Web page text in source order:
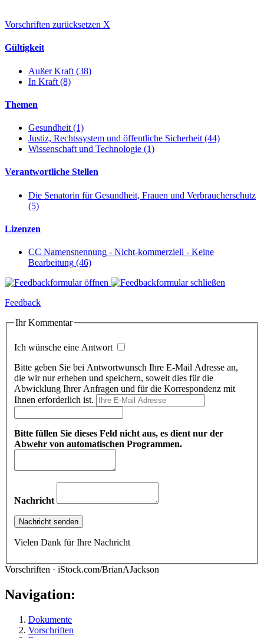
Vorschriften zurücksetzen X
Gültigkeit
Außer Kraft (38)
In Kraft (8)
Themen
Gesundheit (1)
Justiz, Rechtssystem und öffentliche Sicherheit (44)
Wissenschaft und Technologie (1)
Verantwortliche Stellen
Die Senatorin für Gesundheit, Frauen und Verbraucherschutz
(5)
Lizenzen
CC Namensnennung - Nicht-kommerziell - Keine
Bearbeitung (46)
Feedback
Ihr Kommentar
Ich wünsche eine Antwort
Bitte geben Sie bei Antwortwunsch Ihre E-Mail Adresse an,
die wir nur erheben und speichern, soweit dies für die
Abwicklung Ihrer Anfragen und für die Korrespondenz mit
Ihnen erforderlich ist.
Bitte füllen Sie dieses Feld nicht aus, es dient nur der
Abwehr von automatischen Programmen.
Nachricht
Vielen Dank für Ihre Nachricht
Vorschriften · iStock.com/BrianAJackson
Navigation:
Dokumente
Vorschriften